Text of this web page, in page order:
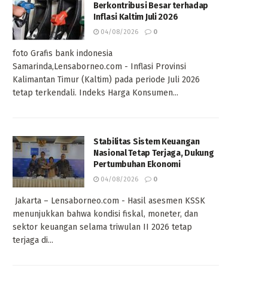
Berkontribusi Besar terhadap
Inflasi Kaltim Juli 2026
04/08/2026 0
foto Grafis bank indonesia
Samarinda,Lensaborneo.com - Inflasi Provinsi
Kalimantan Timur (Kaltim) pada periode Juli 2026
tetap terkendali. Indeks Harga Konsumen...
Stabilitas Sistem Keuangan
Nasional Tetap Terjaga, Dukung
Pertumbuhan Ekonomi
04/08/2026 0
Jakarta – Lensaborneo.com - Hasil asesmen KSSK
menunjukkan bahwa kondisi fiskal, moneter, dan
sektor keuangan selama triwulan II 2026 tetap
terjaga di...